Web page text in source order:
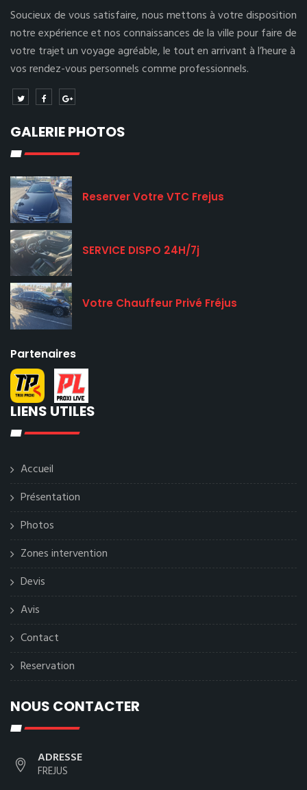
Soucieux de vous satisfaire, nous mettons à votre disposition
notre expérience et nos connaissances de la ville pour faire de
votre trajet un voyage agréable, le tout en arrivant à l’heure à
vos rendez-vous personnels comme professionnels.
GALERIE PHOTOS
Reserver Votre VTC Frejus
SERVICE DISPO 24H/7j
Votre Chauffeur Privé Fréjus
Partenaires
LIENS UTILES
Accueil
Présentation
Photos
Zones intervention
Devis
Avis
Contact
Reservation
NOUS CONTACTER
ADRESSE
FREJUS